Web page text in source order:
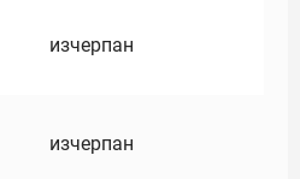
изчерпан
изчерпан